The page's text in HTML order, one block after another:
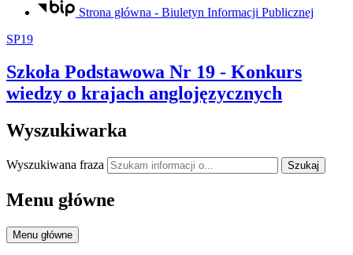
Strona główna - Biuletyn Informacji Publicznej
SP19
Szkoła Podstawowa Nr 19 - Konkurs
wiedzy o krajach anglojęzycznych
Wyszukiwarka
Wyszukiwana fraza Szukaj
Menu główne
Menu główne